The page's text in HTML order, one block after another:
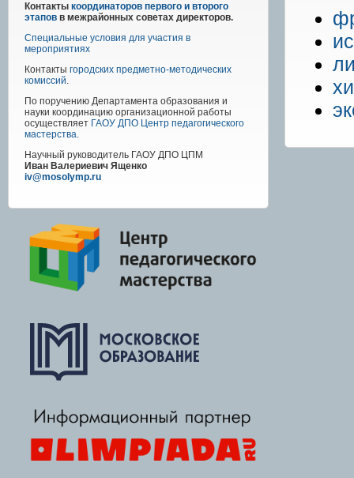
Контакты координаторов первого и второго
этапов в межрайонных советах директоров.
Специальные условия для участия в
мероприятиях
Контакты городских предметно-методических
комиссий.
По поручению Департамента образования и
науки координацию организационной работы
осуществляет ГАОУ ДПО Центр педагогического
мастерства.
Научный руководитель ГАОУ ДПО ЦПМ
Иван Валериевич Ященко
iv@mosolymp.ru